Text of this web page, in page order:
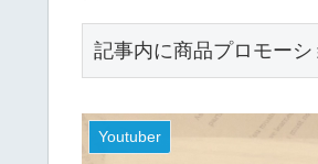
記事内に商品プロモー
Youtuber